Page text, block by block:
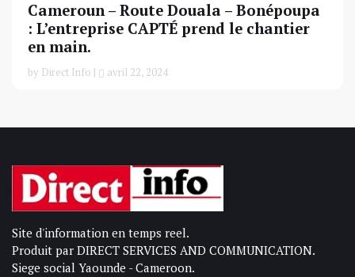
Cameroun – Route Douala – Bonépoupa
: L’entreprise CAPTÉ prend le chantier
en main.
by Direct Info | avril 22, 2024
Site d'information en temps reel.
Produit par DIRECT SERVICES AND COMMUNICATION.
Siege social Yaounde - Cameroon.